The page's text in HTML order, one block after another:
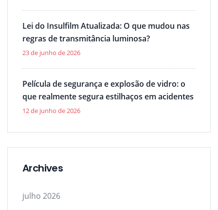
Lei do Insulfilm Atualizada: O que mudou nas
regras de transmitância luminosa?
23 de junho de 2026
Película de segurança e explosão de vidro: o
que realmente segura estilhaços em acidentes
12 de junho de 2026
Archives
julho 2026